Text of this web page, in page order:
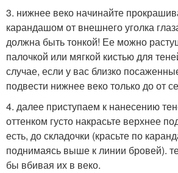
3. нижнее веко начинайте
карандашом от внешнего уголка
должна быть тонкой! Ее можно
палочкой или мягкой кистью для
случае, если у вас близко
подвести нижнее веко только до от
4. далее приступаем к нанесению
оттенком густо накрасьте верхнее
есть, до складочки (красьте по
поднимаясь выше к линии бровей).
бы вбивая их в веко.